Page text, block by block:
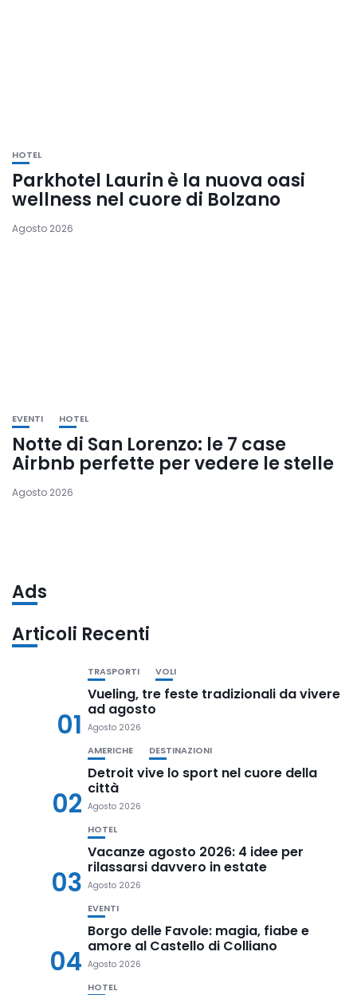
HOTEL
Parkhotel Laurin è la nuova oasi
wellness nel cuore di Bolzano
Agosto 2026
EVENTI HOTEL
Notte di San Lorenzo: le 7 case
Airbnb perfette per vedere le stelle
Agosto 2026
Ads
Articoli Recenti
01
TRASPORTI VOLI
Vueling, tre feste tradizionali da vivere
ad agosto
Agosto 2026
02
AMERICHE DESTINAZIONI
Detroit vive lo sport nel cuore della
città
Agosto 2026
03
HOTEL
Vacanze agosto 2026: 4 idee per
rilassarsi davvero in estate
Agosto 2026
04
EVENTI
Borgo delle Favole: magia, fiabe e
amore al Castello di Colliano
Agosto 2026
HOTEL